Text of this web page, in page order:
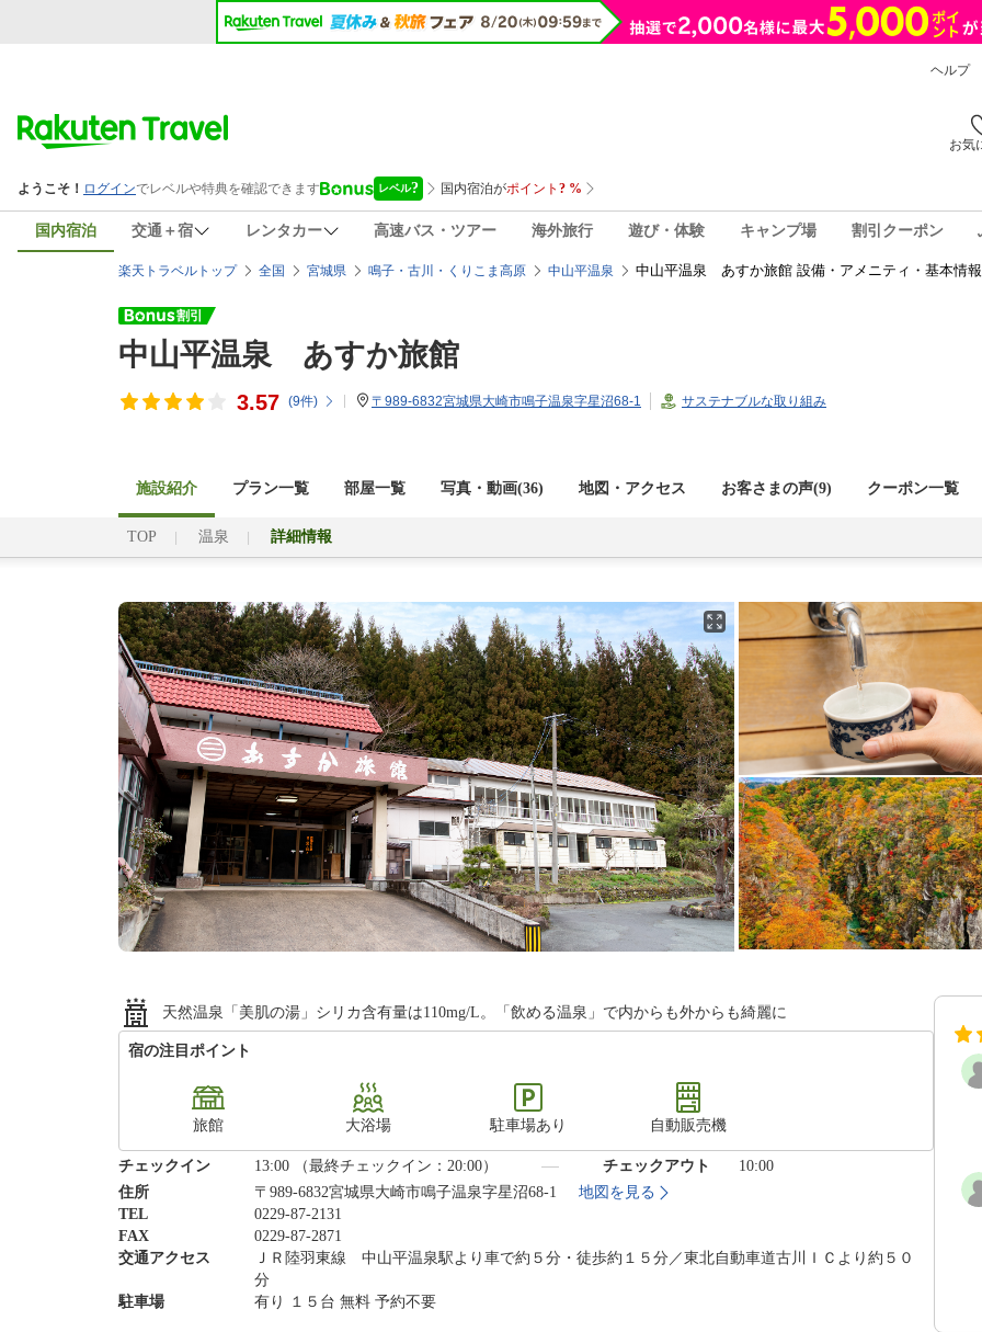
ヘルプ
お気
国内宿泊 交通＋宿 レンタカー 高速バス・ツアー 海外旅行 遊び・体験 キャンプ場 割引クーポン
楽天トラベルトップ 全国 宮城県 鳴子・古川・くりこま高原 中山平温泉 中山平温泉 あすか旅館 設備・アメニティ・基本情報
中山平温泉 あすか旅館
3.57 (9件) 〒989-6832宮城県大崎市鳴子温泉字星沼68-1 サステナブルな取り組み
施設紹介 プラン一覧 部屋一覧 写真・動画(36) 地図・アクセス お客さまの声(9) クーポン一覧
TOP 温泉 詳細情報
天然温泉「美肌の湯」シリカ含有量は110mg/L。「飲める温泉」で内からも外からも綺麗に
宿の注目ポイント
旅館 大浴場 駐車場あり 自動販売機
チェックイン 13:00 （最終チェックイン：20:00） チェックアウト
10:00
住所
〒989-6832宮城県大崎市鳴子温泉字星沼68-1
地図を見る
TEL
0229-87-2131
FAX
0229-87-2871
交通アクセス
ＪＲ陸羽東線 中山平温泉駅より車で約５分・徒歩約１５分／東北自動車道古川ＩＣより約５０
分
駐車場
有り １５台 無料 予約不要